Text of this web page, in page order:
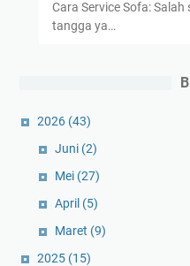
Cara Service Sofa:
tangga ya…
2026 (43)
Juni (2)
Mei (27)
April (5)
Maret (9)
2025 (15)